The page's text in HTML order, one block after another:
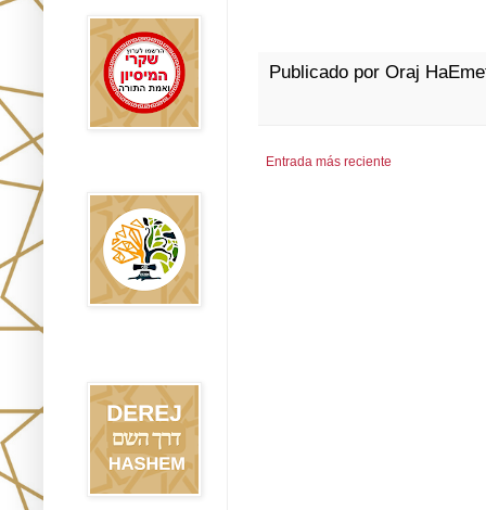
Publicado por Oraj
Entrada más reciente